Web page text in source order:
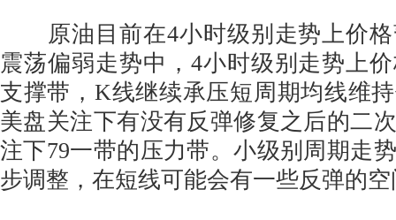
原油目前在4小时级别走势上价格
震荡偏弱走势中，4小时级别走势上
支撑带，K线继续承压短周期均线维
美盘关注下有没有反弹修复之后的二
注下79一带的压力带。小级别周期走
步调整，在短线可能会有一些反弹的